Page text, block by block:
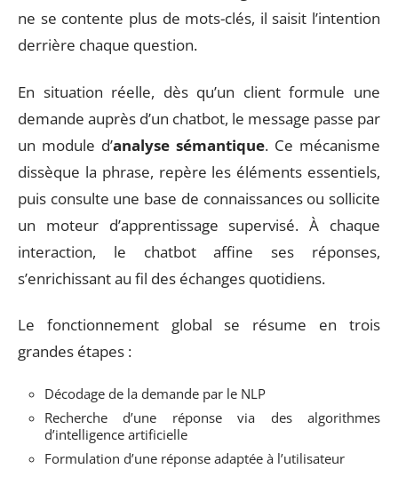
ne se contente plus de mots-clés, il saisit l’intention
derrière chaque question.
En situation réelle, dès qu’un client formule une
demande auprès d’un chatbot, le message passe par
un module d’analyse sémantique. Ce mécanisme
dissèque la phrase, repère les éléments essentiels,
puis consulte une base de connaissances ou sollicite
un moteur d’apprentissage supervisé. À chaque
interaction, le chatbot affine ses réponses,
s’enrichissant au fil des échanges quotidiens.
Le fonctionnement global se résume en trois
grandes étapes :
Décodage de la demande par le NLP
Recherche d’une réponse via des algorithmes
d’intelligence artificielle
Formulation d’une réponse adaptée à l’utilisateur